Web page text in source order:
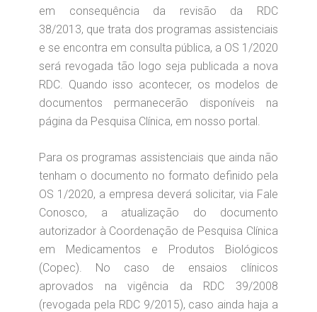
em consequência da revisão da RDC
38/2013, que trata dos programas assistenciais
e se encontra em consulta pública, a OS 1/2020
será revogada tão logo seja publicada a nova
RDC. Quando isso acontecer, os modelos de
documentos permanecerão disponíveis na
página da Pesquisa Clínica, em nosso portal.
Para os programas assistenciais que ainda não
tenham o documento no formato definido pela
OS 1/2020, a empresa deverá solicitar, via Fale
Conosco, a atualização do documento
autorizador à Coordenação de Pesquisa Clínica
em Medicamentos e Produtos Biológicos
(Copec). No caso de ensaios clínicos
aprovados na vigência da RDC 39/2008
(revogada pela RDC 9/2015), caso ainda haja a